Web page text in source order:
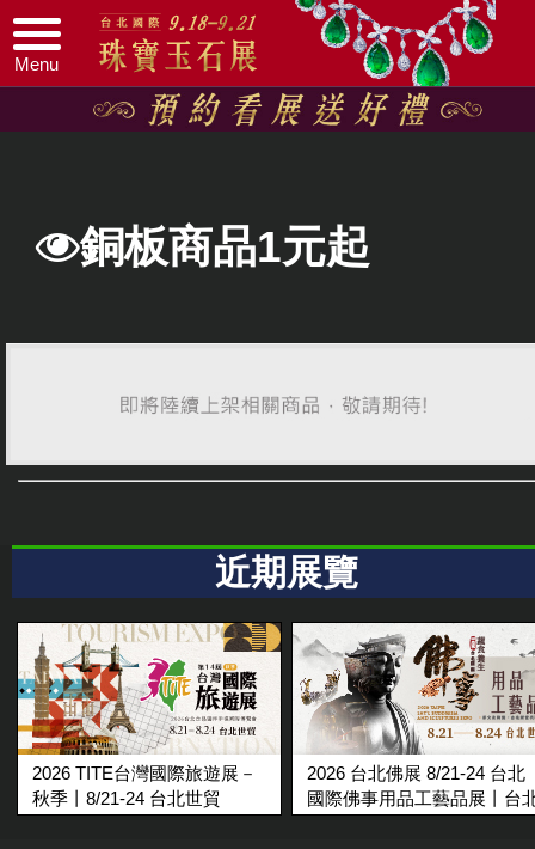
Menu
銅板商品1元起
近期展覽
2026 TITE台灣國際旅遊展－
秋季丨8/21-24 台北世貿
2026 台北佛展 8/21-24 台北
國際佛事用品工藝品展丨台